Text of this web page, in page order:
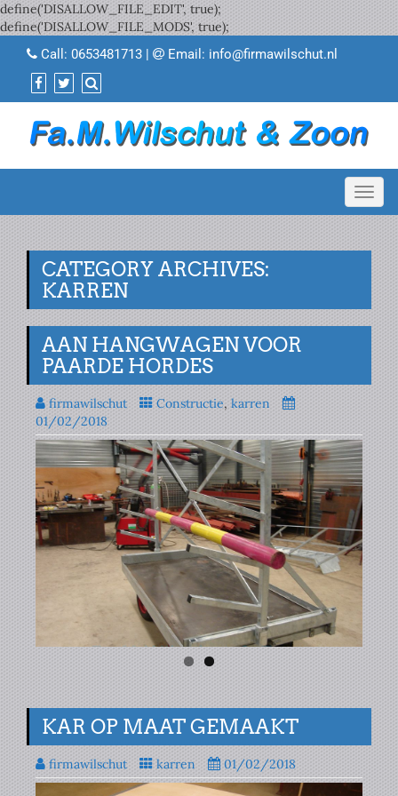
define('DISALLOW_FILE_EDIT', true);
define('DISALLOW_FILE_MODS', true);
Call: 0653481713 | Email: info@firmawilschut.nl
CATEGORY ARCHIVES:
KARREN
AAN HANGWAGEN VOOR
PAARDE HORDES
firmawilschut Constructie, karren
01/02/2018
KAR OP MAAT GEMAAKT
firmawilschut karren 01/02/2018